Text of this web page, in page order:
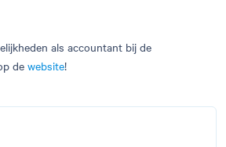
als accountant bij de
de website!